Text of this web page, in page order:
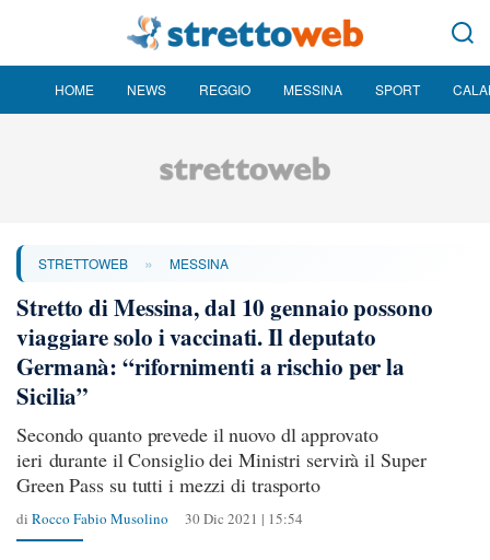
HOME NEWS REGGIO MESSINA SPORT
STRETTOWEB » MESSINA
Stretto di Messina, dal 10 gennaio possono
viaggiare solo i vaccinati. Il deputato
Germanà: “rifornimenti a rischio per la
Sicilia”
Secondo quanto prevede il nuovo dl approvato
ieri durante il Consiglio dei Ministri servirà il Super
Green Pass su tutti i mezzi di trasporto
di Rocco Fabio Musolino 30 Dic 2021 | 15:54